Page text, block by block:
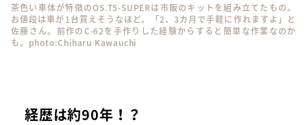
茶色い車体が特徴のOS.T5-SUPERは市販のキットを組み立てたもの。
お値段は車が1台買えそうなほど。「2、3カ月で手軽に作れますよ」と
佐藤さん。前作のC-62を手作りした経験からすると簡単な作業なのか
も。photo:Chiharu Kawauchi
経歴は約90年！？